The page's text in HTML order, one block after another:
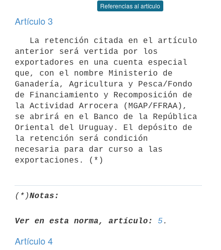
Referencias al artículo
Artículo 3
anterior será vertida por los
exportadores en una cuenta especial
que, con el nombre Ministerio de
Ganadería, Agricultura y Pesca/Fondo
de Financiamiento y Recomposición de
la Actividad Arrocera (MGAP/FFRAA),
se abrirá en el Banco de la República
Oriental del Uruguay. El depósito de
la retención será condición
necesaria para dar curso a las
(*)Notas:
Ver en esta norma, artículo: 5
Artículo 4